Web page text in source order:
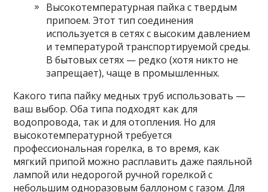
Высокотемпературная пайка с твердым
припоем. Этот тип соединения
используется в сетях с высоким давлением
и температурой транспортируемой среды.
В бытовых сетях — редко (хотя никто не
запрещает), чаще в промышленных.
Какого типа пайку медных труб использовать —
ваш выбор. Оба типа подходят как для
водопровода, так и для отопления. Но для
высокотемпературной требуется
профессиональная горелка, в то время, как
мягкий припой можно расплавить даже паяльной
лампой или недорогой ручной горелкой с
небольшим одноразовым баллоном с газом. Для